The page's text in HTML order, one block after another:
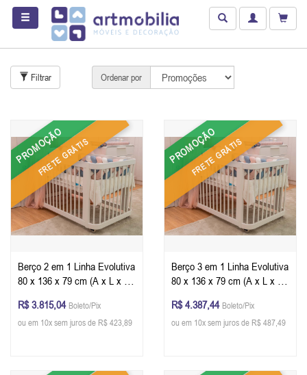
Filtrar Ordenar por
PROMOÇÃO
FRETE GRÁTIS
Berço 2 em 1 Linha Evolutiva
80 x 136 x 79 cm (A x L x P)
R$ 3.815,04 Boleto/Pix
ou em 10x sem juros de R$ 423,89
PROMOÇÃO
FRETE GRÁTIS
Berço 3 em 1 Linha Evolutiva
80 x 136 x 79 cm (A x L x P)
R$ 4.387,44 Boleto/Pix
ou em 10x sem juros de R$ 487,49